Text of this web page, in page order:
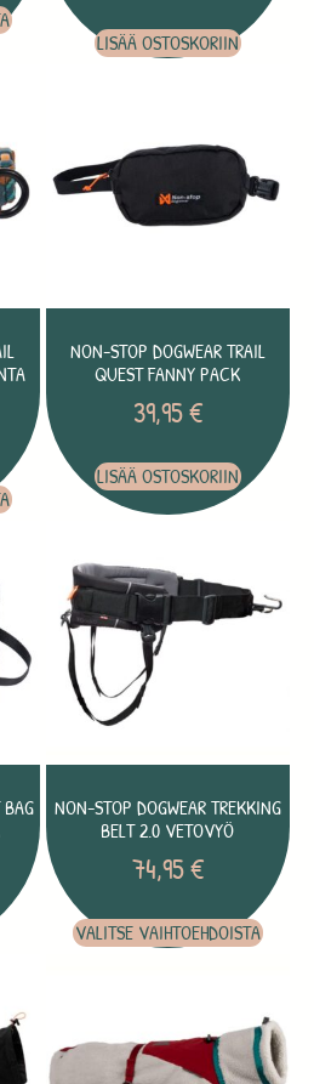
LISÄÄ OSTOSKORIIN
NON-STOP DOGWEAR TRAIL
QUEST FANNY PACK
39,95€
LISÄÄ OSTOSKORIIN
NON-STOP DOGWEAR TREKKING
BELT 2.0 VETOVYÖ
74,95€
VALITSE VAIHTOEHDOISTA